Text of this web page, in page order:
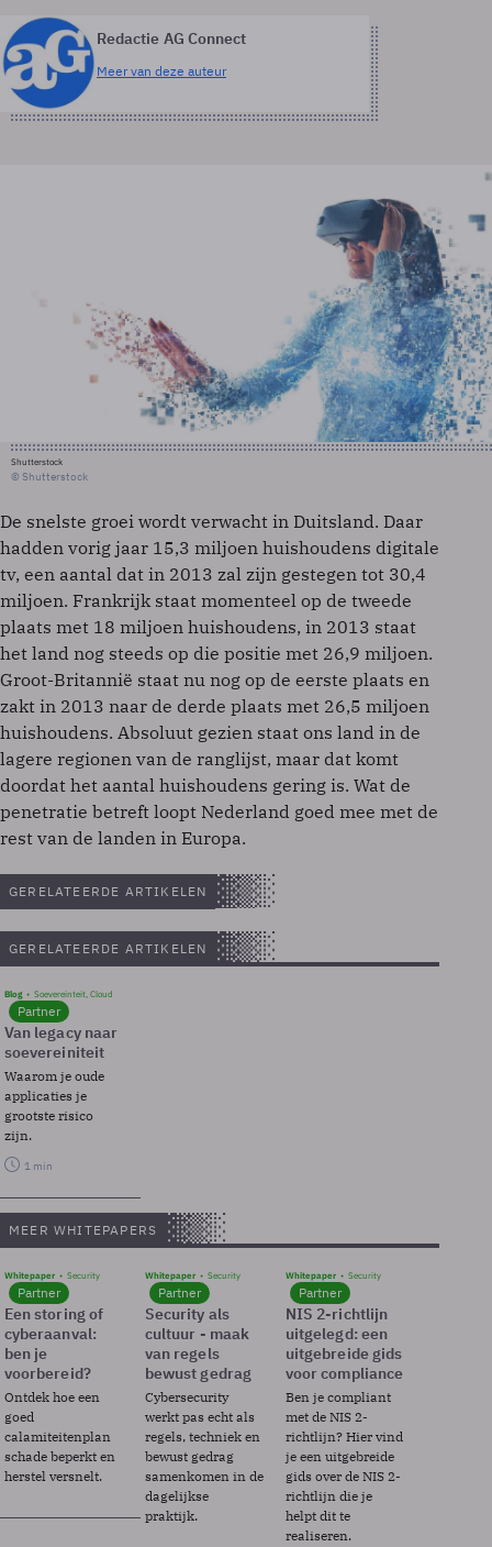
Redactie AG Connect
Meer van deze auteur
Shutterstock
© Shutterstock
De snelste groei wordt verwacht in Duitsland. Daar
hadden vorig jaar 15,3 miljoen huishoudens digitale
tv, een aantal dat in 2013 zal zijn gestegen tot 30,4
miljoen. Frankrijk staat momenteel op de tweede
plaats met 18 miljoen huishoudens, in 2013 staat
het land nog steeds op die positie met 26,9 miljoen.
Groot-Britannië staat nu nog op de eerste plaats en
zakt in 2013 naar de derde plaats met 26,5 miljoen
huishoudens. Absoluut gezien staat ons land in de
lagere regionen van de ranglijst, maar dat komt
doordat het aantal huishoudens gering is. Wat de
penetratie betreft loopt Nederland goed mee met de
rest van de landen in Europa.
GERELATEERDE ARTIKELEN
GERELATEERDE ARTIKELEN
Blog Soevereinteit, Cloud
Partner
Van legacy naar
soevereiniteit
Waarom je oude
applicaties je
grootste risico
zijn.
1 min
MEER WHITEPAPERS
Whitepaper Security
Partner
Een storing of
cyberaanval:
ben je
voorbereid?
Ontdek hoe een
goed
calamiteitenplan
schade beperkt en
herstel versnelt.
Whitepaper Security
Partner
Security als
cultuur - maak
van regels
bewust gedrag
Cybersecurity
werkt pas echt als
regels, techniek en
bewust gedrag
samenkomen in de
dagelijkse
praktijk.
Whitepaper Security
Partner
NIS 2-richtlijn
uitgelegd: een
uitgebreide gids
voor compliance
Ben je compliant
met de NIS 2-
richtlijn? Hier vind
je een uitgebreide
gids over de NIS 2-
richtlijn die je
helpt dit te
realiseren.